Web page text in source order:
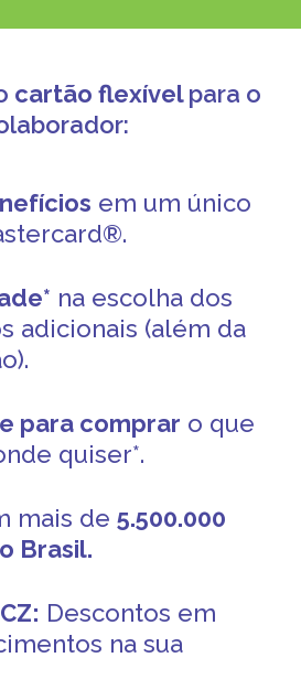
cartão flexívelpara o
em um único
na escolha dos
adicionais (além da
para comprar o que
quiser*.
mais de 5.500.000
Brasil.
Descontos em
na sua